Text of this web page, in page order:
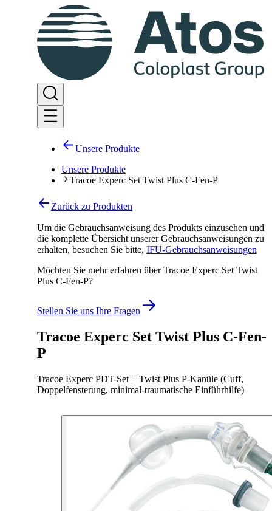
Unsere Produkte
Unsere Produkte
Tracoe Experc Set Twist Plus C-Fen-P
Tracoe Experc Set Twist Plus C-Fen-
P
Tracoe Experc PDT-Set + Twist Plus P-Kanüle (Cuff,
Doppelfensterung, minimal-traumatische Einführhilfe)
Zurück zu Produkten
Um die Gebrauchsanweisung des Produkts einzusehen und
die komplette Übersicht unserer Gebrauchsanweisungen zu
erhalten, besuchen Sie bitte, IFU-Gebrauchsanweisungen
Möchten Sie mehr erfahren über Tracoe Experc Set Twist
Plus C-Fen-P?
Stellen Sie uns Ihre Fragen